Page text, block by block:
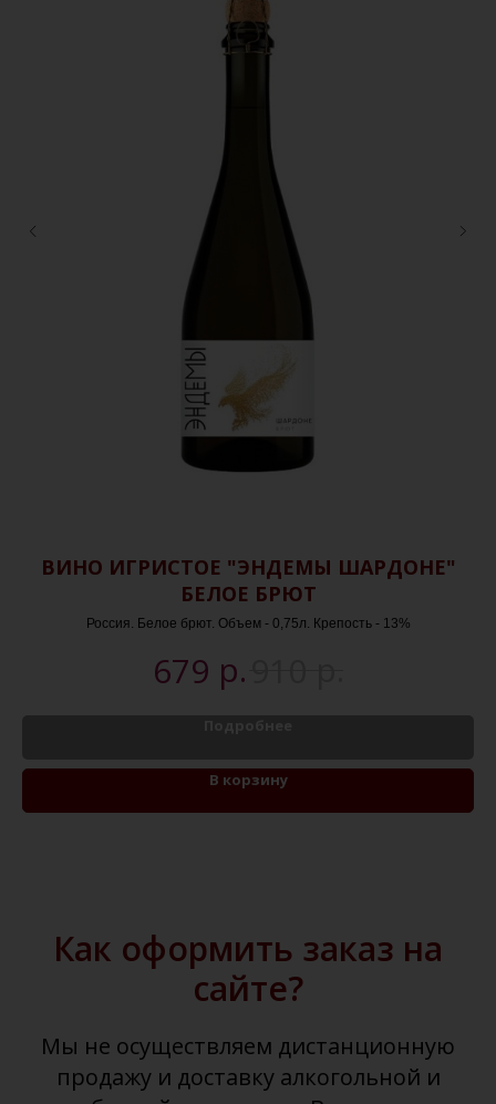
ВИНО ИГРИСТОЕ "ЭНДЕМЫ ШАРДОНЕ"
БЕЛОЕ БРЮТ
Россия. Белое брют. Объем - 0,75л. Крепость - 13%
679 р.
В корзину
Как оформить заказ на
сайте?
Мы не осуществляем дистанционную
продажу и доставку алкогольной и